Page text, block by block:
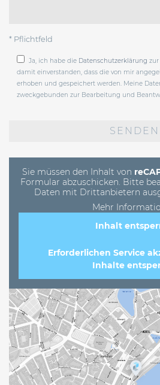
* Pflichtfeld
Ja, ich habe die Datenschutzerklärung
damit einverstanden, dass die von mir
erhoben und gespeichert werden. Meine
zweckgebunden zur Bearbeitung und
Sie müssen den Inhalt von
Formular abzuschicken. Bitte
Daten mit Drittanbietern
Mehr
Inhalt
Erforderlichen Service
Inhalte